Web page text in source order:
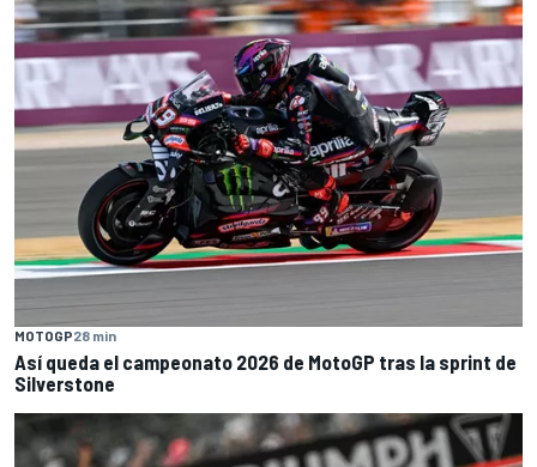
MOTOGP28 min
Así queda el campeonato 2026 de MotoGP tras la sprint de
Silverstone